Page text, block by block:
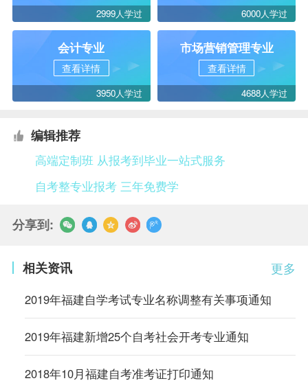
2999人学过 6000人学过
会计专业
查看详情
3950人学过
市场营销管理专业
查看详情
4688人学过
编辑推荐
高端定制班 从报考到毕业一站式服务
自考整专业报考 三年免费学
分享到:
更多
相关资讯
2019年福建自学考试专业名称调整有关事项通知
2019年福建新增25个自考社会开考专业通知
2018年10月福建自考准考证打印通知